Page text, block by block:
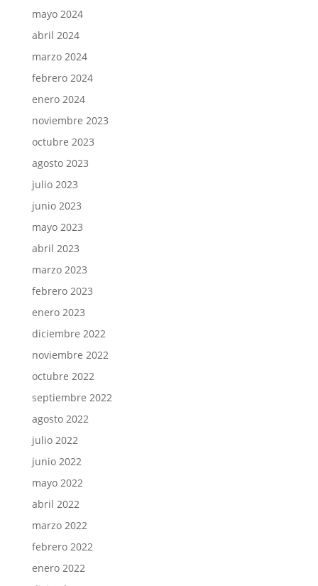
mayo 2024
abril 2024
marzo 2024
febrero 2024
enero 2024
noviembre 2023
octubre 2023
agosto 2023
julio 2023
junio 2023
mayo 2023
abril 2023
marzo 2023
febrero 2023
enero 2023
diciembre 2022
noviembre 2022
octubre 2022
septiembre 2022
agosto 2022
julio 2022
junio 2022
mayo 2022
abril 2022
marzo 2022
febrero 2022
enero 2022